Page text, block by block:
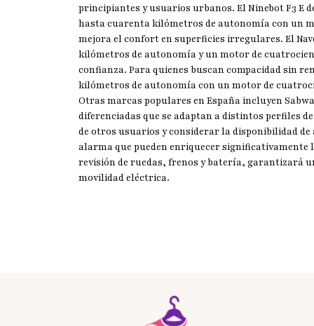
principiantes y usuarios urbanos. El Ninebot F3 E
hasta cuarenta kilómetros de autonomía con un
mejora el confort en superficies irregulares. El
kilómetros de autonomía y un motor de
confianza. Para quienes buscan compacidad sin
kilómetros de autonomía con un motor de
Otras marcas populares en España incluyen
diferenciadas que se adaptan a distintos perfiles
de otros usuarios y considerar la disponibilidad
alarma que pueden enriquecer
revisión de ruedas, frenos y batería, garantizará
movilidad eléctrica.